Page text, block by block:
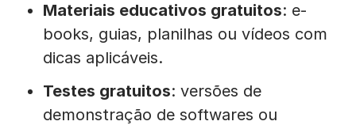
Materiais educativos gratuitos: e-
books, guias, planilhas ou vídeos com
dicas aplicáveis.
Testes gratuitos: versões de
demonstração de softwares ou